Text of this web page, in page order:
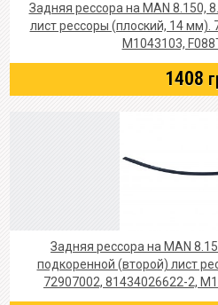
Задняя рессора на MAN 8.150,
лист рессоры (плоский, 14 мм).
M1043103,
1408
Задняя рессора на MAN
подкоренной (второй) лист
72907002, 81434026622-2,